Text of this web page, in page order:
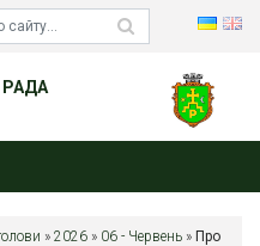
РАДА
» 2026 » 06 - Червень » Про